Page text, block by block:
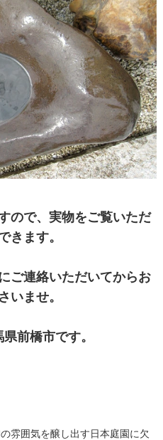
ので、実物をご覧いただ
きます。
ご連絡いただいてからお
いませ。
前橋市です。
雰囲気を醸し出す日本庭園に欠